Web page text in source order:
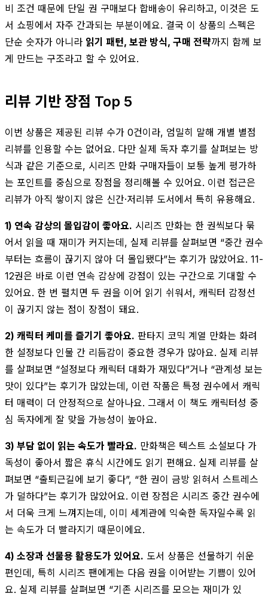
비 조건 때문에 단일 권 구매보다 합배송이 유리하고, 이것은 도
서 쇼핑에서 자주 간과되는 부분이에요. 결국 이 상품의 스펙은
단순 숫자가 아니라 읽기 패턴, 보관 방식, 구매 전략까지 함께 보
게 만드는 구조라고 할 수 있어요.
리뷰 기반 장점 Top 5
이번 상품은 제공된 리뷰 수가 0건이라, 엄밀히 말해 개별 별점
리뷰를 인용할 수는 없어요. 다만 실제 독자 후기를 살펴보는 방
식과 같은 기준으로, 시리즈 만화 구매자들이 보통 높게 평가하
는 포인트를 중심으로 장점을 정리해볼 수 있어요. 이런 접근은
리뷰가 아직 쌓이지 않은 신간·저리뷰 도서에서 특히 유용해요.
1) 연속 감상의 몰입감이 좋아요. 시리즈 만화는 한 권씩보다 묶
어서 읽을 때 재미가 커지는데, 실제 리뷰를 살펴보면 “중간 권수
부터는 흐름이 끊기지 않아 더 몰입됐다”는 후기가 많았어요. 11-
12권은 바로 이런 연속 감상에 강점이 있는 구간으로 기대할 수
있어요. 한 번 펼치면 두 권을 이어 읽기 쉬워서, 캐릭터 감정선
이 끊기지 않는 점이 장점이 돼요.
2) 캐릭터 케미를 즐기기 좋아요. 판타지 코믹 계열 만화는 화려
한 설정보다 인물 간 리듬감이 중요한 경우가 많아요. 실제 리뷰
를 살펴보면 “설정보다 캐릭터 대화가 재밌다”거나 “관계성 보는
맛이 있다”는 후기가 많았는데, 이런 작품은 특정 권수에서 캐릭
터 매력이 더 안정적으로 살아나요. 그래서 이 책도 캐릭터성 중
심 독자에게 잘 맞을 가능성이 높아요.
3) 부담 없이 읽는 속도가 빨라요. 만화책은 텍스트 소설보다 가
독성이 좋아서 짧은 휴식 시간에도 읽기 편해요. 실제 리뷰를 살
펴보면 “출퇴근길에 보기 좋다”, “한 권이 금방 읽혀서 스트레스
가 덜하다”는 후기가 많았어요. 이런 장점은 시리즈 중간 권수에
서 더욱 크게 느껴지는데, 이미 세계관에 익숙한 독자일수록 읽
는 속도가 더 빨라지기 때문이에요.
4) 소장과 선물용 활용도가 있어요. 도서 상품은 선물하기 쉬운
편인데, 특히 시리즈 팬에게는 다음 권을 이어받는 기쁨이 있어
요. 실제 리뷰를 살펴보면 “기존 시리즈를 모으는 재미가 있